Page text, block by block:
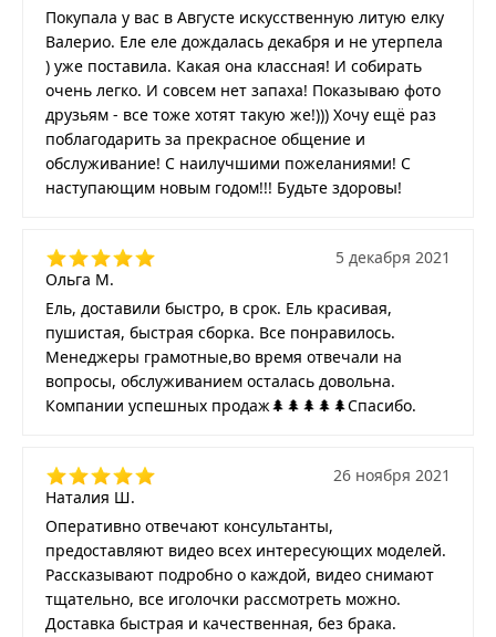
Покупала у вас в Августе искусственную литую елку
Валерио. Еле еле дождалась декабря и не утерпела
) уже поставила. Какая она классная! И собирать
очень легко. И совсем нет запаха! Показываю фото
друзьям - все тоже хотят такую же!))) Хочу ещё раз
поблагодарить за прекрасное общение и
обслуживание! С наилучшими пожеланиями! С
наступающим новым годом!!! Будьте здоровы!
Ольга М.
5 декабря 2021
Ель, доставили быстро, в срок. Ель красивая,
пушистая, быстрая сборка. Все понравилось.
Менеджеры грамотные,во время отвечали на
вопросы, обслуживанием осталась довольна.
Компании успешных продаж🌲🌲🌲🌲🌲Спасибо.
Наталия Ш.
26 ноября 2021
Оперативно отвечают консультанты,
предоставляют видео всех интересующих моделей.
Рассказывают подробно о каждой, видео снимают
тщательно, все иголочки рассмотреть можно.
Доставка быстрая и качественная, без брака.